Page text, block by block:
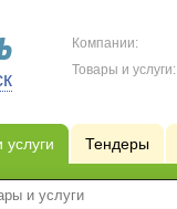
Компании:
Товары и услуги:
Тендеры